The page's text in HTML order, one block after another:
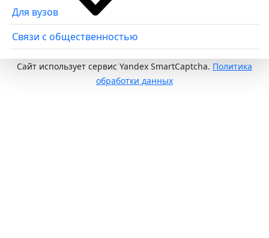
Для вузов
Связи с общественностью
Сайт использует сервис Yandex SmartCaptcha. Политика
обработки данных